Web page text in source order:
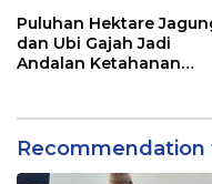
Puluhan Hektare
dan Ubi Gajah Jadi
Andalan Ketahanan
Recommendation